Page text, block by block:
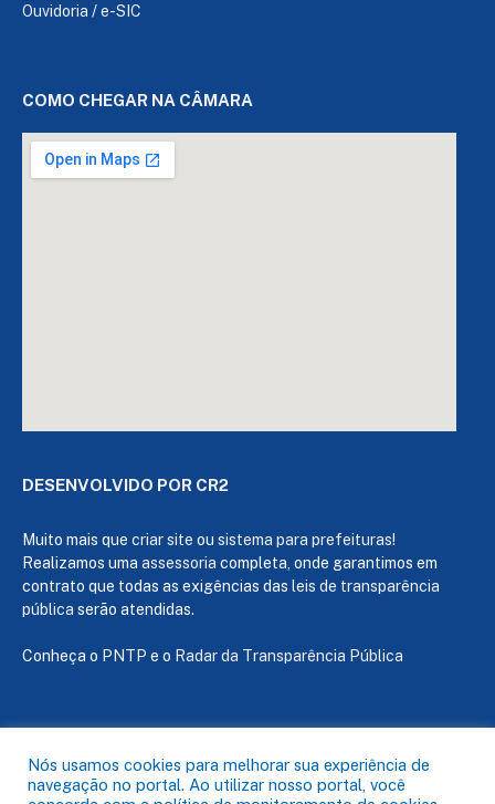
Ouvidoria /e-SIC
COMO CHEGAR NA CÂMARA
DESENVOLVIDO POR CR2
Muito mais que criar site ou sistema para prefeituras!
Realizamos uma assessoria completa, onde garantimos em
contrato que todas as exigências das leis de transparência
pública serão atendidas.
Conheça o PNTP e o Radar da Transparência Pública
Todos os direitos reservados a Câmara de Capanema
Nós usamos cookies para melhorar sua experiência de
navegação no portal. Ao utilizar nosso portal, você